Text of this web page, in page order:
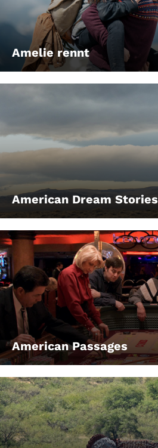
Amelie rennt
American Dream Stories
American Passages